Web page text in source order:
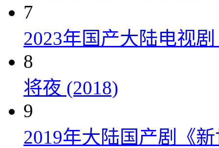
7
2023年国产大陆电视
8
将夜 (2018)
9
2019年大陆国产剧《